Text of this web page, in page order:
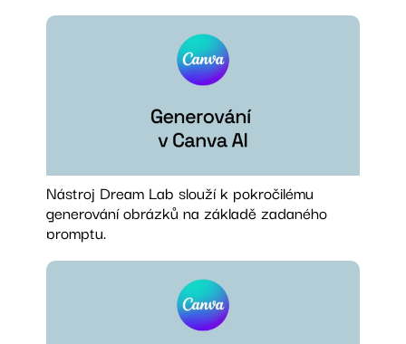
Nástroj Dream Lab slouží k pokročilému
generování obrázků na základě zadaného
promptu.